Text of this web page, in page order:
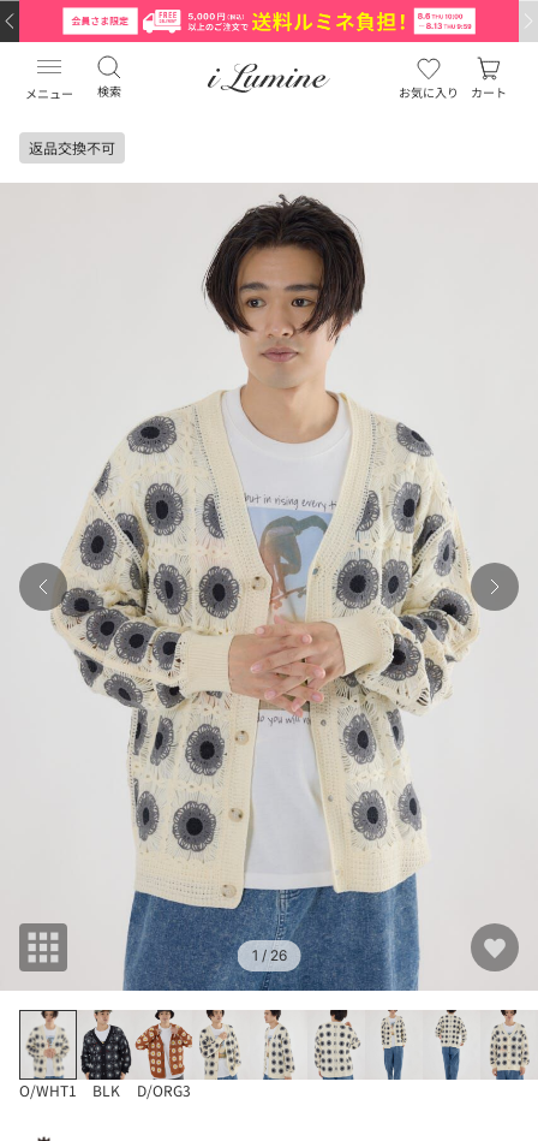
メニュー 検索 お気に入り カート
返品交換不可
1 / 26
O/WHT1 BLK D/ORG3